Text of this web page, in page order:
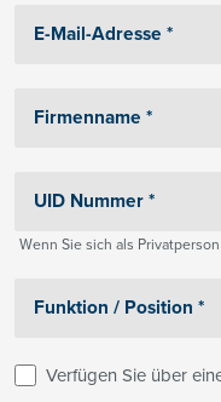
Wenn Sie sich als
Verfügen Sie über